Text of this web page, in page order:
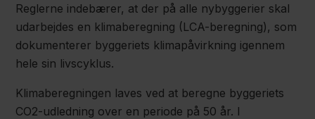
Reglerne indebærer, at der på alle nybyggerier skal
udarbejdes en klimaberegning (LCA-beregning), som
dokumenterer byggeriets klimapåvirkning igennem
hele sin livscyklus.
Klimaberegningen laves ved at beregne byggeriets
CO2-udledning over en periode på 50 år. I